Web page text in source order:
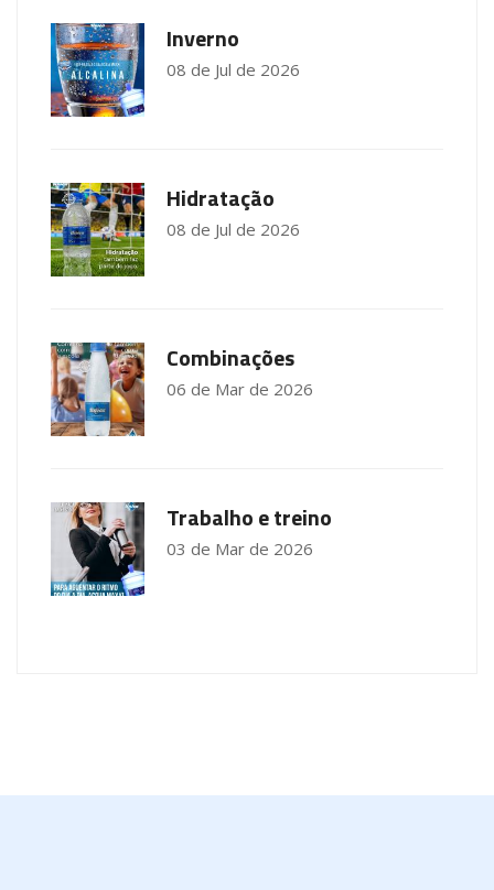
Inverno
08 de Jul de 2026
Hidratação
08 de Jul de 2026
Combinações
06 de Mar de 2026
Trabalho e treino
03 de Mar de 2026